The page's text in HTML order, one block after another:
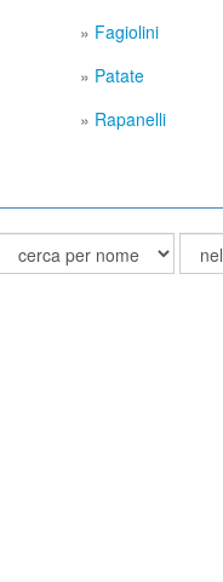
» Fagiolini
» Patate
» Rapanelli